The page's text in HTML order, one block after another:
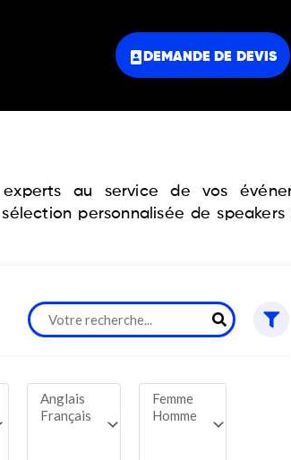
DEMANDE DE DEVIS
au service de vos
personnalisée de speakers